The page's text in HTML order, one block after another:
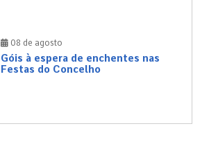
08 de agosto
Góis à espera de enchentes nas
Festas do Concelho